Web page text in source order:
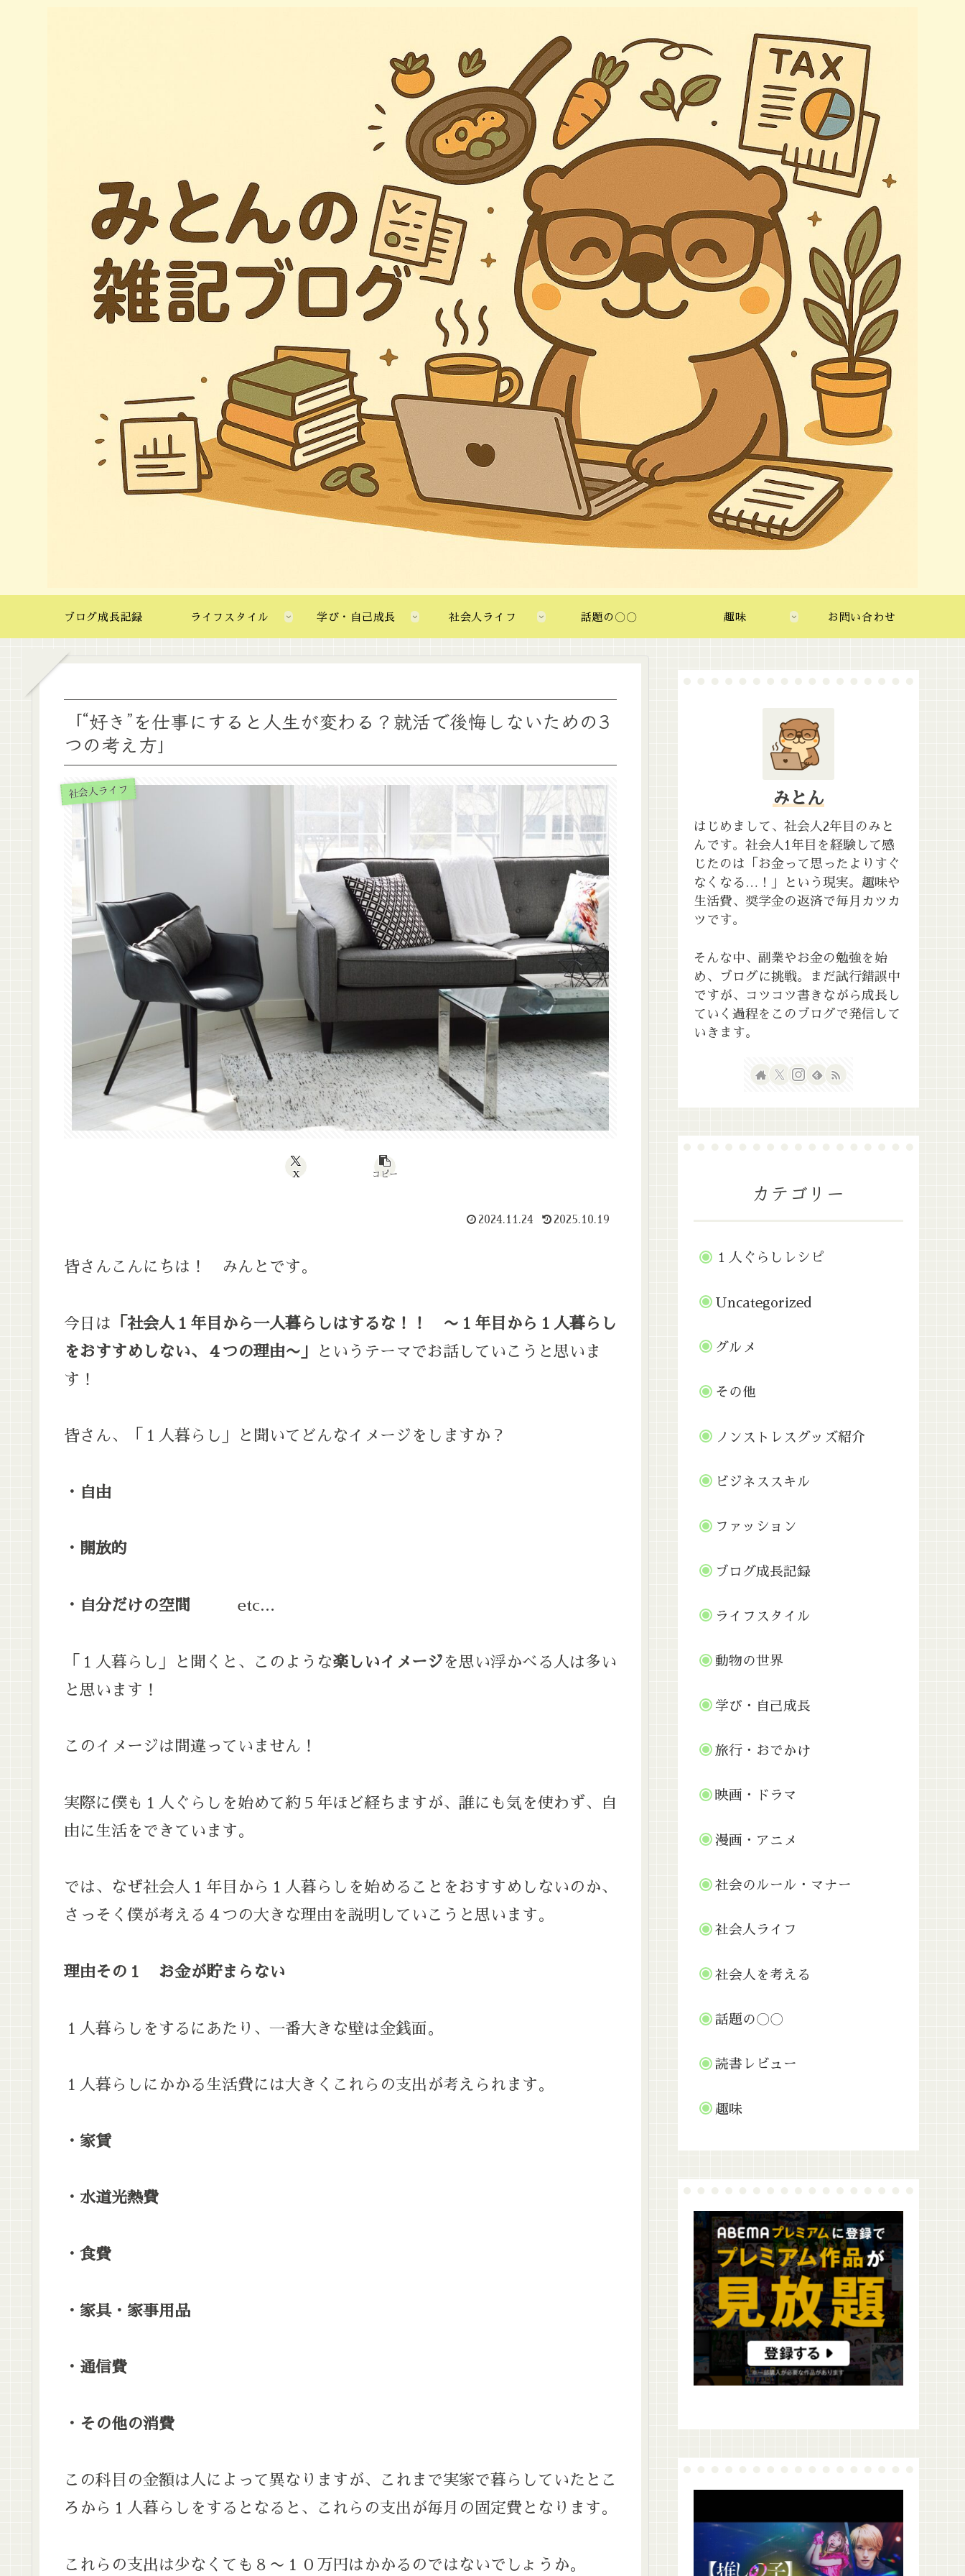
ブログ成長記録 ライフスタイル 学び・自己成長 社会人ライフ 話題の〇〇 趣味 お問い合わせ
「“好き”を仕事にすると人生が変わる？就活で後悔しないための3
つの考え方」
社会人ライフ
X コピー
2024.11.24 2025.10.19
皆さんこんにちは！ みんとです。
今日は 「社会人１年目から一人暮らしはするな！！ 〜１年目から１人暮らし
をおすすめしない、４つの理由〜」
というテーマでお話していこうと思いま
す！
皆さん、「１人暮らし」と聞いてどんなイメージをしますか？
・自由
・開放的
・自分だけの空間 etc…
「１人暮らし」と聞くと、このような楽しいイメージ を思い浮かべる人は多い
と思います！
このイメージは間違っていません！
実際に僕も１人ぐらしを始めて約５年ほど経ちますが、誰にも気を使わず、自
由に生活をできています。
では、なぜ社会人１年目から１人暮らしを始めることをおすすめしないのか、
さっそく僕が考える４つの大きな理由を説明していこうと思います。
理由その１ お金が貯まらない
１人暮らしをするにあたり、一番大きな壁は金銭面。
１人暮らしにかかる生活費には大きくこれらの支出が考えられます。
・家賃
・水道光熱費
・食費
・家具・家事用品
・通信費
・その他の消費
この科目の金額は人によって異なりますが、これまで実家で暮らしていたとこ
ろから１人暮らしをするとなると、これらの支出が毎月の固定費となります。
これらの支出は少なくても８〜１０万円はかかるのではないでしょうか。
みとん
はじめまして、社会人2年目のみと
んです。社会人1年目を経験して感
じたのは「お金って思ったよりすぐ
なくなる…！」という現実。趣味や
生活費、奨学金の返済で毎月カツカ
ツです。
そんな中、副業やお金の勉強を始
め、ブログに挑戦。まだ試行錯誤中
ですが、コツコツ書きながら成長し
ていく過程をこのブログで発信して
いきます。
カテゴリー
１人ぐらしレシピ
Uncategorized
グルメ
その他
ノンストレスグッズ紹介
ビジネススキル
ファッション
ブログ成長記録
ライフスタイル
動物の世界
学び・自己成長
旅行・おでかけ
映画・ドラマ
漫画・アニメ
社会のルール・マナー
社会人ライフ
社会人を考える
話題の〇〇
読書レビュー
趣味